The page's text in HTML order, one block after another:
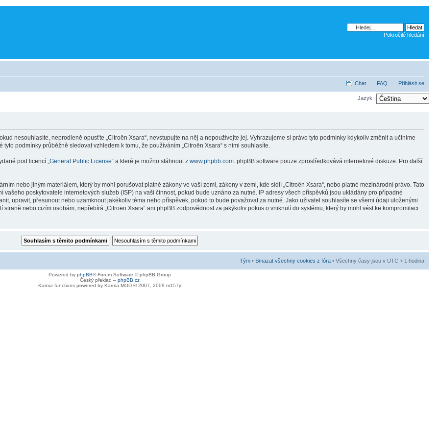
Pokročilé hledání
Chat FAQ Přihlásit se
Jazyk:
nesouhlasíte, neprodleně opusťte „Citroën Xsara“, nevstupujte na něj a nepoužívejte jej. Vyhrazujeme si právo tyto podmínky kdykoliv změnit a učiníme
podmínky průběžně sledovat vzhledem k tomu, že používáním „Citroën Xsara“ s nimi souhlasíte.
pod licencí „ General Public License“ a které je možno stáhnout z www.phpbb.com . phpBB software pouze zprostředkovává internetové diskuze. Pro další
nebo jiným materiálem, který by mohl porušovat platné zákony ve vaší zemi, zákony v zemi, kde sídlí „Citroën Xsara“, nebo platné mezinárodní právo. Tato
poskytovatele internetových služeb (ISP) na vaši činnost, pokud bude uznáno za nutné. IP adresy všech příspěvků jsou ukládány pro případné
upravit, přesunout nebo uzamknout jakékoliv téma nebo příspěvek, pokud to bude považovat za nutné. Jako uživatel souhlasíte se všemi údaji uloženými
nebo cizím osobám, nepřebírá „Citroën Xsara“ ani phpBB zodpovědnost za jakýkoliv pokus o vniknutí do systému, který by mohl vést ke kompromitaci
Tým • Smazat všechny cookies z fóra • Všechny časy jsou v UTC + 1 hodina
Powered by phpBB® Forum Software © phpBB Group
Český překlad – phpBB.cz
Karma functions powered by Karma MOD © 2007, 2009 m157y